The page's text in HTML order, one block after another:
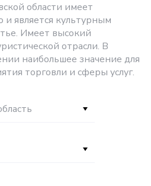
области имеет
является культурным
Имеет высокий
отрасли. В
наибольшее значение для
торговли и сферы услуг.